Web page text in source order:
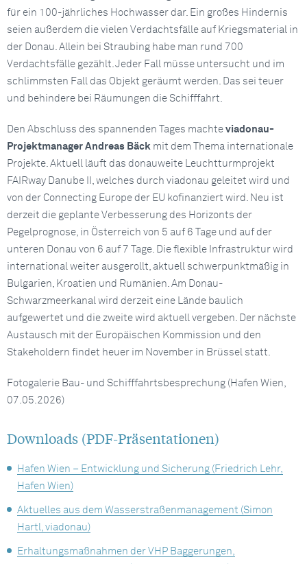
für ein 100-jährliches Hochwasser dar. Ein großes Hindernis
seien außerdem die vielen Verdachtsfälle auf Kriegsmaterial in
der Donau. Allein bei Straubing habe man rund 700
Verdachtsfälle gezählt. Jeder Fall müsse untersucht und im
schlimmsten Fall das Objekt geräumt werden. Das sei teuer
und behindere bei Räumungen die Schifffahrt.
Den Abschluss des spannenden Tages machte viadonau-
Projektmanager Andreas Bäck mit dem Thema internationale
Projekte. Aktuell läuft das donauweite Leuchtturmprojekt
FAIRway Danube II, welches durch viadonau geleitet wird und
von der Connecting Europe der EU kofinanziert wird. Neu ist
derzeit die geplante Verbesserung des Horizonts der
Pegelprognose, in Österreich von 5 auf 6 Tage und auf der
unteren Donau von 6 auf 7 Tage. Die flexible Infrastruktur wird
international weiter ausgerollt, aktuell schwerpunktmäßig in
Bulgarien, Kroatien und Rumänien. Am Donau-
Schwarzmeerkanal wird derzeit eine Lände baulich
aufgewertet und die zweite wird aktuell vergeben. Der nächste
Austausch mit der Europäischen Kommission und den
Stakeholdern findet heuer im November in Brüssel statt.
Fotogalerie Bau- und Schifffahrtsbesprechung (Hafen Wien,
07.05.2026)
Downloads (PDF-Präsentationen)
Hafen Wien – Entwicklung und Sicherung (Friedrich Lehr,
Hafen Wien)
Aktuelles aus dem Wasserstraßenmanagement (Simon
Hartl, viadonau)
Erhaltungsmaßnahmen der VHP Baggerungen,